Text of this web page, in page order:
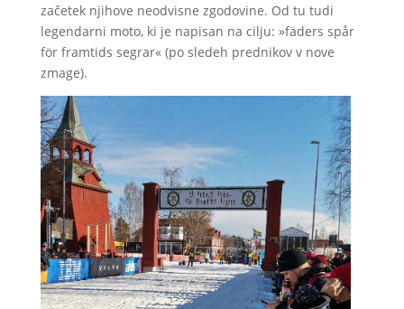
začetek njihove neodvisne zgodovine. Od tu tudi
legendarni moto, ki je napisan na cilju: »fäders spår
för framtids segrar« (po sledeh prednikov v nove
zmage).